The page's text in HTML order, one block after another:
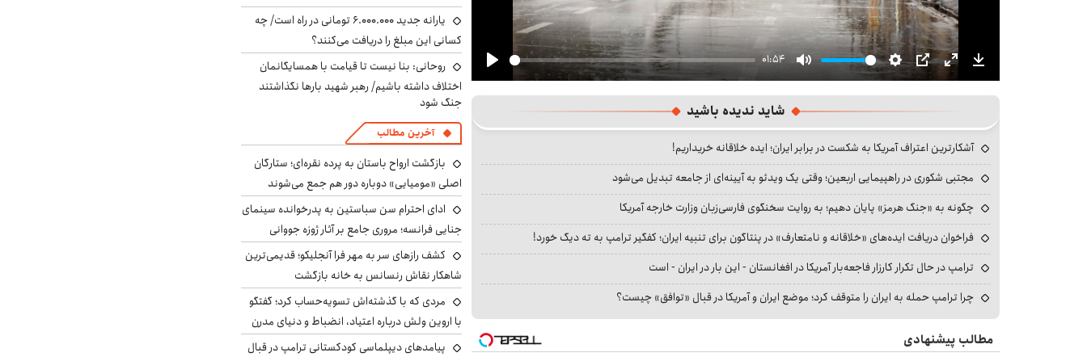
Play
01:54
Mute Settings
PIP Enter
fullscreen
Download
شاید ندیده باشید
آشکارترین اعتراف آمریکا به شکست در برابر ایران؛ ایده خلاقانه خریداریم!
مجتبی شکوری در راهپیمایی اربعین؛ وقتی یک ویدئو به آیینه‌ای از جامعه تبدیل می‌شود
چگونه به «جنگ هرمز» پایان دهیم؛ به روایت سخنگوی فارسی‌زبان وزارت خارجه آمریکا
فراخوان دریافت ایده‌های «خلاقانه و نامتعارف» در پنتاگون برای تنبیه ایران؛ کفگیر ترامپ به ته دیگ خورد!
ترامپ در حال تکرار کارزار فاجعه‌بار آمریکا در افغانستان - این بار در ایران - است
چرا ترامپ حمله به ایران را متوقف کرد؛ موضع ایران و آمریکا در قبال «توافق» چیست؟
مطالب پیشنهادی
یارانه جدید ۶.۰۰۰.۰۰۰ تومانی در راه است/ چه
کسانی این مبلغ را دریافت می‌کنند؟
روحانی: بنا نیست تا قیامت با همسایگانمان
اختلاف داشته باشیم/ رهبر شهید بارها نگذاشتند
جنگ شود
آخرین مطالب
بازگشت ارواح باستان به پرده نقره‌ای؛ ستارگان
اصلی «مومیایی» دوباره دور هم جمع می‌شوند
ادای احترام سن سباستین به پدرخوانده سینمای
جنایی فرانسه؛ مروری جامع بر آثار ژوزه جووانی
کشف رازهای سر به مهر فرا آنجلیکو؛ قدیمی‌ترین
شاهکار نقاش رنسانس به خانه بازگشت
مردی که با گذشته‌اش تسویه‌حساب کرد؛ گفتگو
با اروین ولش درباره اعتیاد، انضباط و دنیای مدرن
پیامدهای دیپلماسی کودکستانی ترامپ در قبال